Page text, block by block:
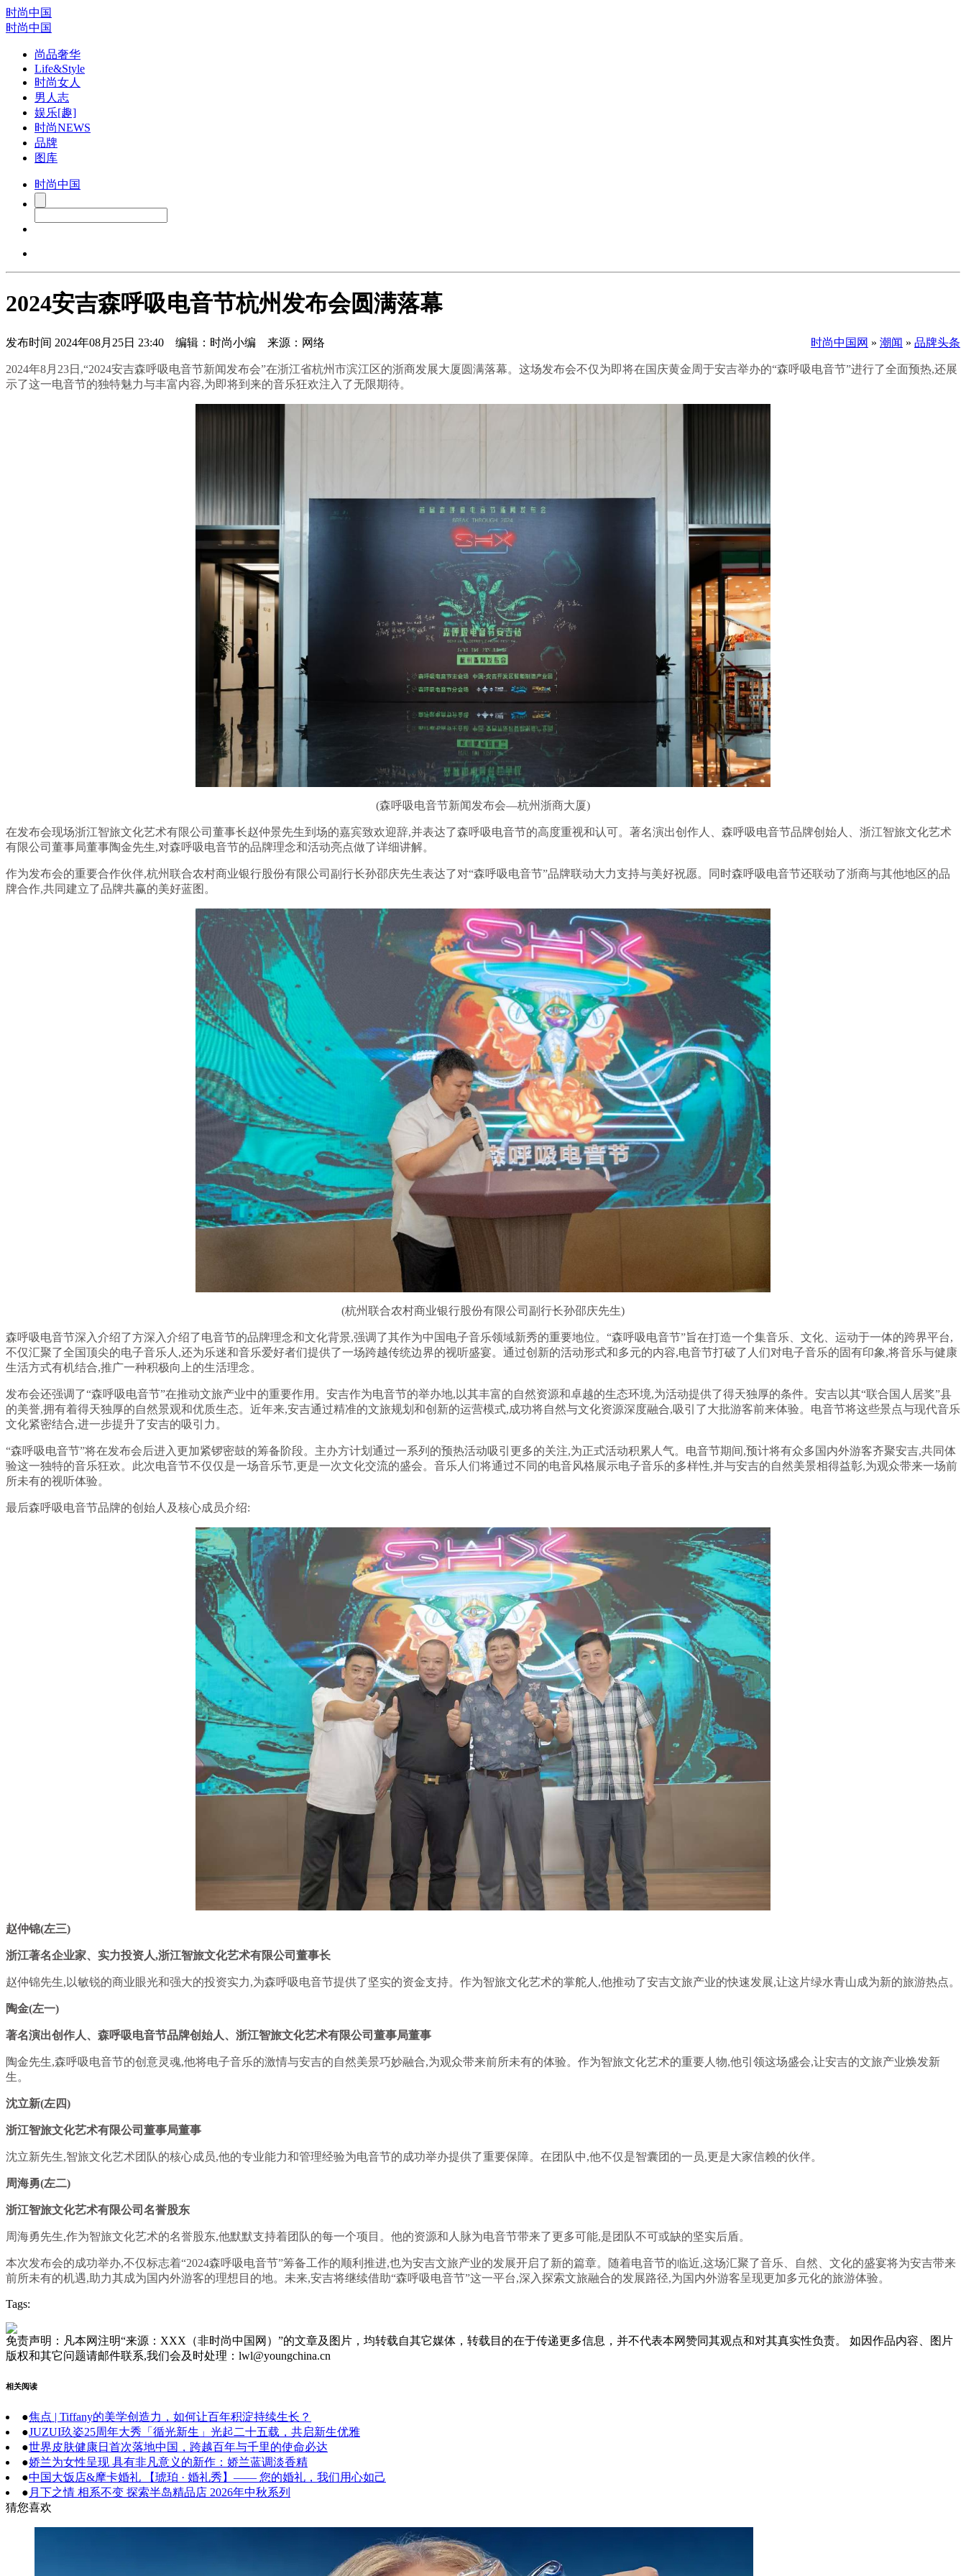
时尚中国
时尚中国
尚品奢华
Life&Style
时尚女人
男人志
娱乐[趣]
时尚NEWS
品牌
图库
时尚中国
2024安吉森呼吸电音节杭州发布会圆满落幕
发布时间 2024年08月25日 23:40 编辑：时尚小编 来源：网络 时尚中国网 » 潮闻 » 品牌头条
2024年8月23日,“2024安吉森呼吸电音节新闻发布会”在浙江省杭州市滨江区的浙商发展大厦圆满落幕。这场发布会不仅为即将在国庆黄金周于安吉举办的“森呼吸电音节”进行了全面预热,还展
示了这一电音节的独特魅力与丰富内容,为即将到来的音乐狂欢注入了无限期待。
(森呼吸电音节新闻发布会—杭州浙商大厦)
在发布会现场浙江智旅文化艺术有限公司董事长赵仲景先生到场的嘉宾致欢迎辞,并表达了森呼吸电音节的高度重视和认可。著名演出创作人、森呼吸电音节品牌创始人、浙江智旅文化艺术
有限公司董事局董事陶金先生,对森呼吸电音节的品牌理念和活动亮点做了详细讲解。
作为发布会的重要合作伙伴,杭州联合农村商业银行股份有限公司副行长孙邵庆先生表达了对“森呼吸电音节”品牌联动大力支持与美好祝愿。同时森呼吸电音节还联动了浙商与其他地区的品
牌合作,共同建立了品牌共赢的美好蓝图。
(杭州联合农村商业银行股份有限公司副行长孙邵庆先生)
森呼吸电音节深入介绍了方深入介绍了电音节的品牌理念和文化背景,强调了其作为中国电子音乐领域新秀的重要地位。“森呼吸电音节”旨在打造一个集音乐、文化、运动于一体的跨界平台,
不仅汇聚了全国顶尖的电子音乐人,还为乐迷和音乐爱好者们提供了一场跨越传统边界的视听盛宴。通过创新的活动形式和多元的内容,电音节打破了人们对电子音乐的固有印象,将音乐与健康
生活方式有机结合,推广一种积极向上的生活理念。
发布会还强调了“森呼吸电音节”在推动文旅产业中的重要作用。安吉作为电音节的举办地,以其丰富的自然资源和卓越的生态环境,为活动提供了得天独厚的条件。安吉以其“联合国人居奖”县
的美誉,拥有着得天独厚的自然景观和优质生态。近年来,安吉通过精准的文旅规划和创新的运营模式,成功将自然与文化资源深度融合,吸引了大批游客前来体验。电音节将这些景点与现代音乐
文化紧密结合,进一步提升了安吉的吸引力。
“森呼吸电音节”将在发布会后进入更加紧锣密鼓的筹备阶段。主办方计划通过一系列的预热活动吸引更多的关注,为正式活动积累人气。电音节期间,预计将有众多国内外游客齐聚安吉,共同体
验这一独特的音乐狂欢。此次电音节不仅仅是一场音乐节,更是一次文化交流的盛会。音乐人们将通过不同的电音风格展示电子音乐的多样性,并与安吉的自然美景相得益彰,为观众带来一场前
所未有的视听体验。
最后森呼吸电音节品牌的创始人及核心成员介绍:
赵仲锦(左三)
浙江著名企业家、实力投资人,浙江智旅文化艺术有限公司董事长
赵仲锦先生,以敏锐的商业眼光和强大的投资实力,为森呼吸电音节提供了坚实的资金支持。作为智旅文化艺术的掌舵人,他推动了安吉文旅产业的快速发展,让这片绿水青山成为新的旅游热点。
陶金(左一)
著名演出创作人、森呼吸电音节品牌创始人、浙江智旅文化艺术有限公司董事局董事
陶金先生,森呼吸电音节的创意灵魂,他将电子音乐的激情与安吉的自然美景巧妙融合,为观众带来前所未有的体验。作为智旅文化艺术的重要人物,他引领这场盛会,让安吉的文旅产业焕发新
生。
沈立新(左四)
浙江智旅文化艺术有限公司董事局董事
沈立新先生,智旅文化艺术团队的核心成员,他的专业能力和管理经验为电音节的成功举办提供了重要保障。在团队中,他不仅是智囊团的一员,更是大家信赖的伙伴。
周海勇(左二)
浙江智旅文化艺术有限公司名誉股东
周海勇先生,作为智旅文化艺术的名誉股东,他默默支持着团队的每一个项目。他的资源和人脉为电音节带来了更多可能,是团队不可或缺的坚实后盾。
本次发布会的成功举办,不仅标志着“2024森呼吸电音节”筹备工作的顺利推进,也为安吉文旅产业的发展开启了新的篇章。随着电音节的临近,这场汇聚了音乐、自然、文化的盛宴将为安吉带来
前所未有的机遇,助力其成为国内外游客的理想目的地。未来,安吉将继续借助“森呼吸电音节”这一平台,深入探索文旅融合的发展路径,为国内外游客呈现更加多元化的旅游体验。
Tags:
免责声明：凡本网注明“来源：XXX（非时尚中国网）”的文章及图片，均转载自其它媒体，转载目的在于传递更多信息，并不代表本网赞同其观点和对其真实性负责。 如因作品内容、图片
版权和其它问题请邮件联系,我们会及时处理：lwl@youngchina.cn
相关阅读
●焦点 | Tiffany的美学创造力，如何让百年积淀持续生长？
●JUZUI玖姿25周年大秀「循光新生」光起二十五载，共启新生优雅
●世界皮肤健康日首次落地中国，跨越百年与千里的使命必达
●娇兰为女性呈现 具有非凡意义的新作：娇兰蓝调淡香精
●中国大饭店&摩卡婚礼 【琥珀 · 婚礼秀】—— 您的婚礼，我们用心如己
● 月下之情 相系不变 探索半岛精品店 2026年中秋系列
猜您喜欢